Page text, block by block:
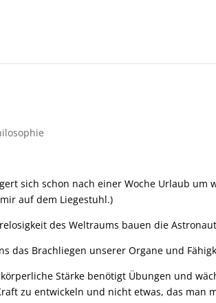
sich schon nach einer Woche Urlaub um
auf dem Liegestuhl.)
des Weltraums bauen die
das Brachliegen unserer Organe und
Stärke benötigt Übungen und
zu entwickeln und nicht etwas, das man